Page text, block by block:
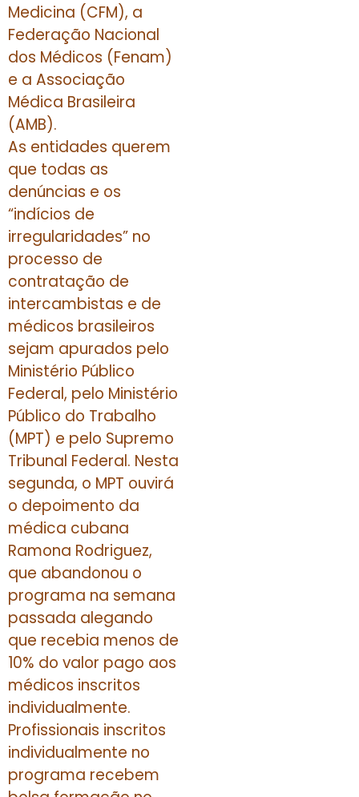
Medicina (CFM), a
Federação Nacional
dos Médicos (Fenam)
e a Associação
Médica Brasileira
(AMB).
As entidades querem
que todas as
denúncias e os
“indícios de
irregularidades” no
processo de
contratação de
intercambistas e de
médicos brasileiros
sejam apurados pelo
Ministério Público
Federal, pelo Ministério
Público do Trabalho
(MPT) e pelo Supremo
Tribunal Federal. Nesta
segunda, o MPT ouvirá
o depoimento da
médica cubana
Ramona Rodriguez,
que abandonou o
programa na semana
passada alegando
que recebia menos de
10% do valor pago aos
médicos inscritos
individualmente.
Profissionais inscritos
individualmente no
programa recebem